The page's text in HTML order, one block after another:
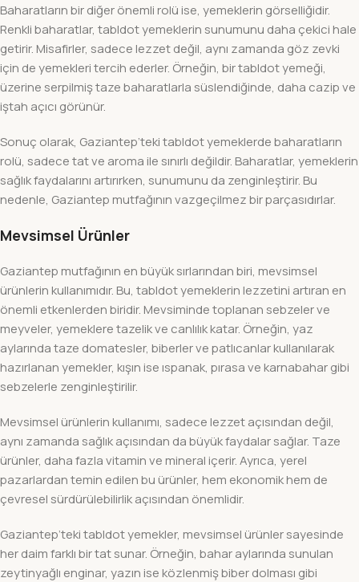
Baharatların bir diğer önemli rolü ise, yemeklerin görselliğidir.
Renkli baharatlar, tabldot yemeklerin sunumunu daha çekici hale
getirir. Misafirler, sadece lezzet değil, aynı zamanda göz zevki
için de yemekleri tercih ederler. Örneğin, bir tabldot yemeği,
üzerine serpilmiş taze baharatlarla süslendiğinde, daha cazip ve
iştah açıcı görünür.
Sonuç olarak, Gaziantep’teki tabldot yemeklerde baharatların
rolü, sadece tat ve aroma ile sınırlı değildir. Baharatlar, yemeklerin
sağlık faydalarını artırırken, sunumunu da zenginleştirir. Bu
nedenle, Gaziantep mutfağının vazgeçilmez bir parçasıdırlar.
Mevsimsel Ürünler
Gaziantep mutfağının en büyük sırlarından biri, mevsimsel
ürünlerin kullanımıdır. Bu, tabldot yemeklerin lezzetini artıran en
önemli etkenlerden biridir. Mevsiminde toplanan sebzeler ve
meyveler, yemeklere tazelik ve canlılık katar. Örneğin, yaz
aylarında taze domatesler, biberler ve patlıcanlar kullanılarak
hazırlanan yemekler, kışın ise ıspanak, pırasa ve karnabahar gibi
sebzelerle zenginleştirilir.
Mevsimsel ürünlerin kullanımı, sadece lezzet açısından değil,
aynı zamanda sağlık açısından da büyük faydalar sağlar. Taze
ürünler, daha fazla vitamin ve mineral içerir. Ayrıca, yerel
pazarlardan temin edilen bu ürünler, hem ekonomik hem de
çevresel sürdürülebilirlik açısından önemlidir.
Gaziantep’teki tabldot yemekler, mevsimsel ürünler sayesinde
her daim farklı bir tat sunar. Örneğin, bahar aylarında sunulan
zeytinyağlı enginar, yazın ise közlenmiş biber dolması gibi